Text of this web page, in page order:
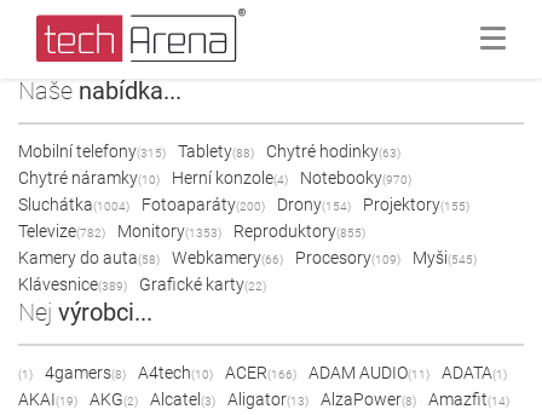
Naše nabídka...
Mobilní telefony(315) Tablety(88) Chytré hodinky(63)
Chytré náramky(10) Herní konzole(4) Notebooky(970)
Sluchátka(1004) Fotoaparáty(200) Drony(154) Projektory(155)
Televize(782) Monitory(1353) Reproduktory(855)
Kamery do auta(58) Webkamery(66) Procesory(109) Myši(545)
Klávesnice(389) Grafické karty(22)
Nej výrobci...
(1) 4gamers(8) A4tech(10) ACER(166) ADAM AUDIO(11) ADATA(1)
AKAI(19) AKG(2) Alcatel (3) Aligator(13) AlzaPower(8) Amazfit(14)